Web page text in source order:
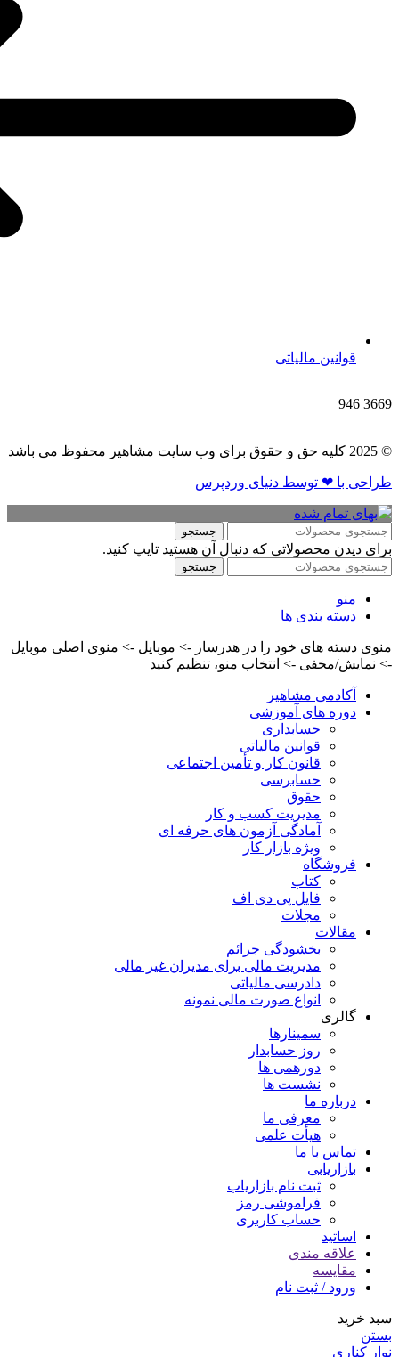
قوانین مالیاتی
3669
946
© 2025 کلیه حق و حقوق برای وب سایت مشاهیر محفوظ می باشد
طراحی با ❤ توسط​ دنیای وردپرس
جستجو
برای دیدن محصولاتی که دنبال آن هستید تایپ کنید.
جستجو
منو
دسته بندی ها
منوی دسته های خود را در هدرساز -> موبایل -> منوی اصلی موبایل
-> نمایش/مخفی -> انتخاب منو، تنظیم کنید
آکادمی مشاهیر
دوره های آموزشی
حسابداری
قوانین مالیاتی
قانون کار و تأمین اجتماعی
حسابرسی
حقوق
مدیریت کسب و کار
آمادگی آزمون های حرفه ای
ویژه بازار کار
فروشگاه
کتاب
فایل پی دی اف
مجلات
مقالات
بخشودگی جرائم
مدیریت مالی برای مدیران غیر مالی
دادرسی مالیاتی
انواع صورت مالی نمونه
گالری
سمینارها
روز حسابدار
دورهمی ها
نشست ها
درباره ما
معرفی ما
هیأت علمی
تماس با ما
بازاریابی
ثبت نام بازاریاب
فراموشی رمز
حساب کاربری
اساتید
علاقه مندی
مقايسه
ورود / ثبت نام
سبد خرید
بستن
نوار کناری